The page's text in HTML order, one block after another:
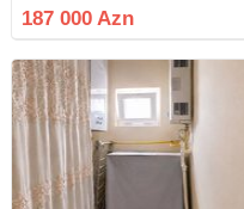
blokda yerləşir. İstilik sistemi=
Kombidir. İsti döşəmə təchiz
187 000 Azn